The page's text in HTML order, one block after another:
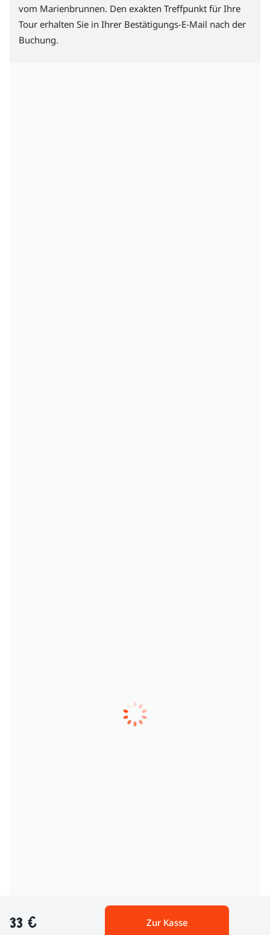
vom Marienbrunnen. Den exakten Treffpunkt für Ihre
Tour erhalten Sie in Ihrer Bestätigungs-E-Mail nach der
Buchung.
33 € Zur Kasse